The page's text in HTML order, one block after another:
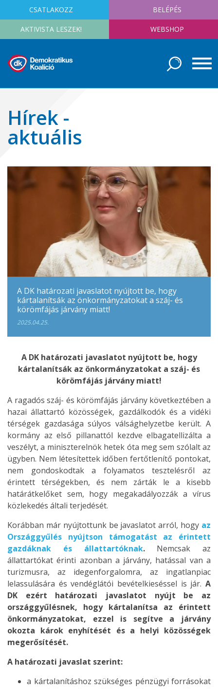
CSATLAKOZZ BELÉPÉS
AKTIVISTA LESZEK! WEBSHOP
Hírek -
aktuális
A DK határozati javaslatot nyújtott be, hogy
kártalanítsák az önkormányzatokat a száj- és
körömfájás járvány miatt!
2025.04.25.
A DK határozati javaslatot nyújtott be, hogy
kártalanítsák az önkormányzatokat a száj- és
körömfájás járvány miatt!
A ragadós száj- és körömfájás járvány következtében a
hazai állattartó közösségek, gazdálkodók és a vidéki
térségek gazdasága súlyos válsághelyzetbe került. A
kormány az első pillanattól kezdve elbagatellizálta a
veszélyt, a miniszterelnök hetek óta meg sem szólalt az
ügyben. Nem létesítettek időben fertőtlenítő pontokat,
nem gondoskodtak a folyamatos tesztelésről az
érintett térségekben, és nem zárták le a kisebb
határátkelőket sem, hogy megakadályozzák a vírus
közlekedés általi terjedését.
Korábban már nyújtottunk be javaslatot arról, hogy az
Országgyűlés nyújtson támogatást az érintett
gazdáknak és állattartóknak.Nemcsak az
állattartókat érinti azonban a járvány, hatással van a
turizmusra, az idegenforgalomra, az ingatlanpiac
lelassulására és vendéglátói bevételkieséssel is jár. A
DK ezért határozati javaslatot nyújt be az
országgyűlésnek, hogy kártalanítsa az érintett
önkormányzatokat, ezzel is segítve a járvány
okozta károk enyhítését és a helyi közösségek
megerősítését.
A határozati javaslat szerint:
a kártalanításhoz szükséges pénzügyi forrásokat